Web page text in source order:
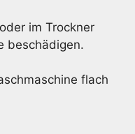
im Trockner
beschädigen.
flach